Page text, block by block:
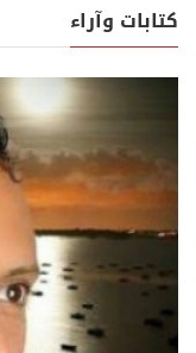
كتابات وآراء